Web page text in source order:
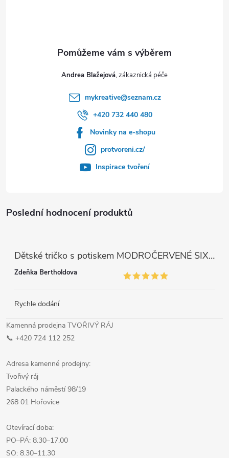
Poslední hodnocení produktů
Dětské tričko s potiskem MODROČERVENÉ SIX SEVEN 67
Zdeňka Bertholdova
Rychle dodání
Kamenná prodejna TVOŘIVÝ RÁJ
📞 +420 724 112 252
Adresa kamenné prodejny:
Tvořivý ráj
Palackého náměstí 98/19
268 01 Hořovice
Otevírací doba:
PO–PÁ: 8.30–17.00
SO: 8.30–11.30
Andrea Blažejová
mykreative@seznam.cz
+420 732 440 480
Novinky na e-shopu
protvoreni.cz/
Inspirace tvoření